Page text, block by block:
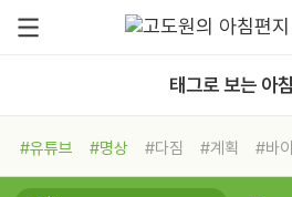
태그로 보는 아
#유튜브 #명상 #다짐 #계획 #바
#비전캠프
#독서캠프 #삶